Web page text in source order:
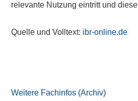
relevante Nutzung eintritt und
Quelle und Volltext: ibr-online.de
Weitere Fachinfos (Archiv)